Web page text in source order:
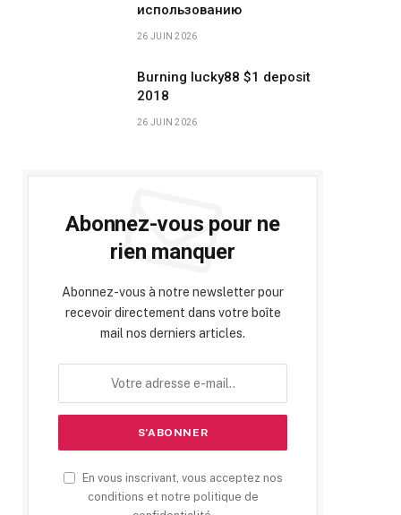
использованию
26 JUIN 2026
Burning lucky88 $1 deposit
2018
26 JUIN 2026
Abonnez-vous pour ne
rien manquer
Abonnez-vous à notre newsletter pour
recevoir directement dans votre boîte
mail nos derniers articles.
En vous inscrivant, vous acceptez nos
conditions et notre politique de